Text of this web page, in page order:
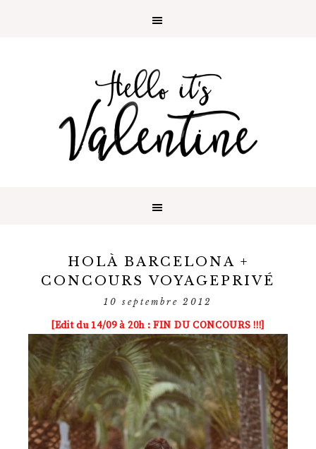
HOLÀ BARCELONA +
CONCOURS VOYAGEPRIVÉ
10 septembre 2012
[Edit du 14/09 à 20h : FIN DU CONCOURS !!!]